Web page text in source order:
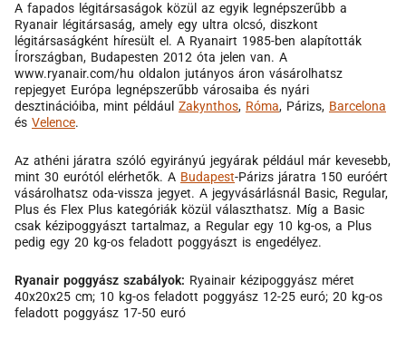
A fapados légitársaságok közül az egyik legnépszerűbb a
Ryanair légitársaság, amely egy ultra olcsó, diszkont
légitársaságként híresült el. A Ryanairt 1985-ben alapították
Írországban, Budapesten 2012 óta jelen van. A
www.ryanair.com/hu oldalon jutányos áron vásárolhatsz
repjegyet Európa legnépszerűbb városaiba és nyári
desztinációiba, mint például Zakynthos, Róma, Párizs, Barcelona
és Velence.
Az athéni járatra szóló egyirányú jegyárak például már kevesebb,
mint 30 eurótól elérhetők. A Budapest-Párizs járatra 150 euróért
vásárolhatsz oda-vissza jegyet. A jegyvásárlásnál Basic, Regular,
Plus és Flex Plus kategóriák közül választhatsz. Míg a Basic
csak kézipoggyászt tartalmaz, a Regular egy 10 kg-os, a Plus
pedig egy 20 kg-os feladott poggyászt is engedélyez.
Ryanair poggyász szabályok: Ryainair kézipoggyász méret
40x20x25 cm; 10 kg-os feladott poggyász 12-25 euró; 20 kg-os
feladott poggyász 17-50 euró